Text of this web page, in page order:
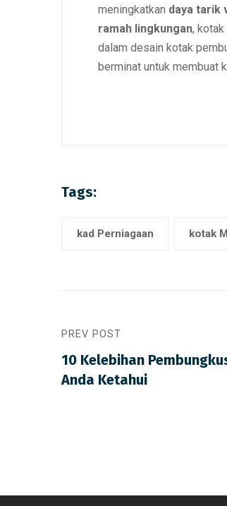
meningkatkan daya tarik
ramah lingkungan, kotak
dalam desain kotak
berminat untuk membuat
Tags:
kad Perniagaan kotak
PREV POST
10 Kelebihan
Anda Ketahui